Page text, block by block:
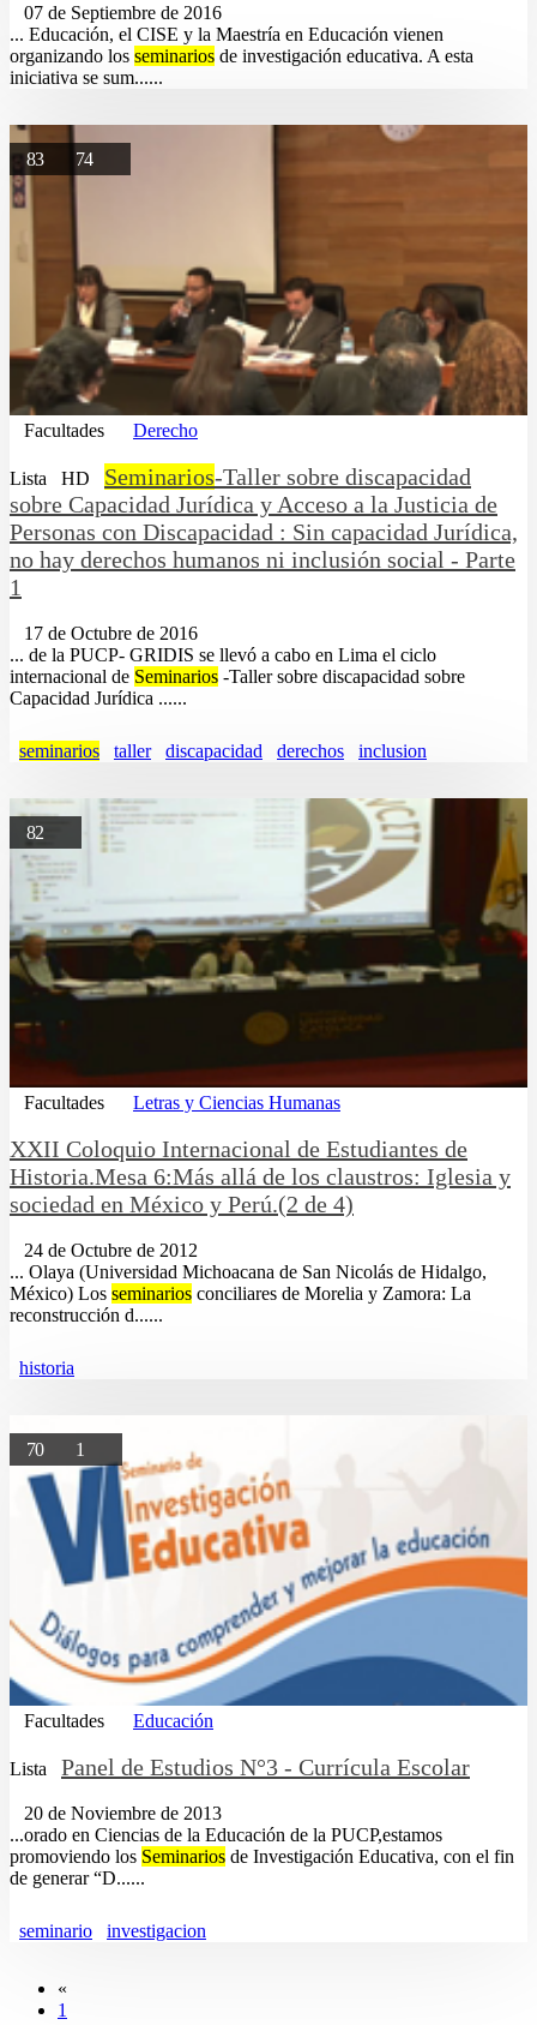
07 de Septiembre de 2016
... Educación, el CISE y la Maestría en Educación vienen
organizando los seminarios de investigación educativa. A esta
iniciativa se sum......
83 74
Facultades Derecho
Lista HD Seminarios-Taller sobre discapacidad
sobre Capacidad Jurídica y Acceso a la Justicia de
Personas con Discapacidad : Sin capacidad Jurídica,
no hay derechos humanos ni inclusión social - Parte
1
17 de Octubre de 2016
... de la PUCP- GRIDIS se llevó a cabo en Lima el ciclo
internacional de Seminarios -Taller sobre discapacidad sobre
Capacidad Jurídica ......
seminarios taller discapacidad derechos inclusion
82
Facultades Letras y Ciencias Humanas
XXII Coloquio Internacional de Estudiantes de
Historia.Mesa 6:Más allá de los claustros: Iglesia y
sociedad en México y Perú.(2 de 4)
24 de Octubre de 2012
... Olaya (Universidad Michoacana de San Nicolás de Hidalgo,
México) Los seminarios conciliares de Morelia y Zamora: La
reconstrucción d......
historia
70 1
Facultades Educación
Lista Panel de Estudios N°3 - Currícula Escolar
20 de Noviembre de 2013
...orado en Ciencias de la Educación de la PUCP,estamos
promoviendo los Seminarios de Investigación Educativa, con el fin
de generar “D......
seminario investigacion
«
1